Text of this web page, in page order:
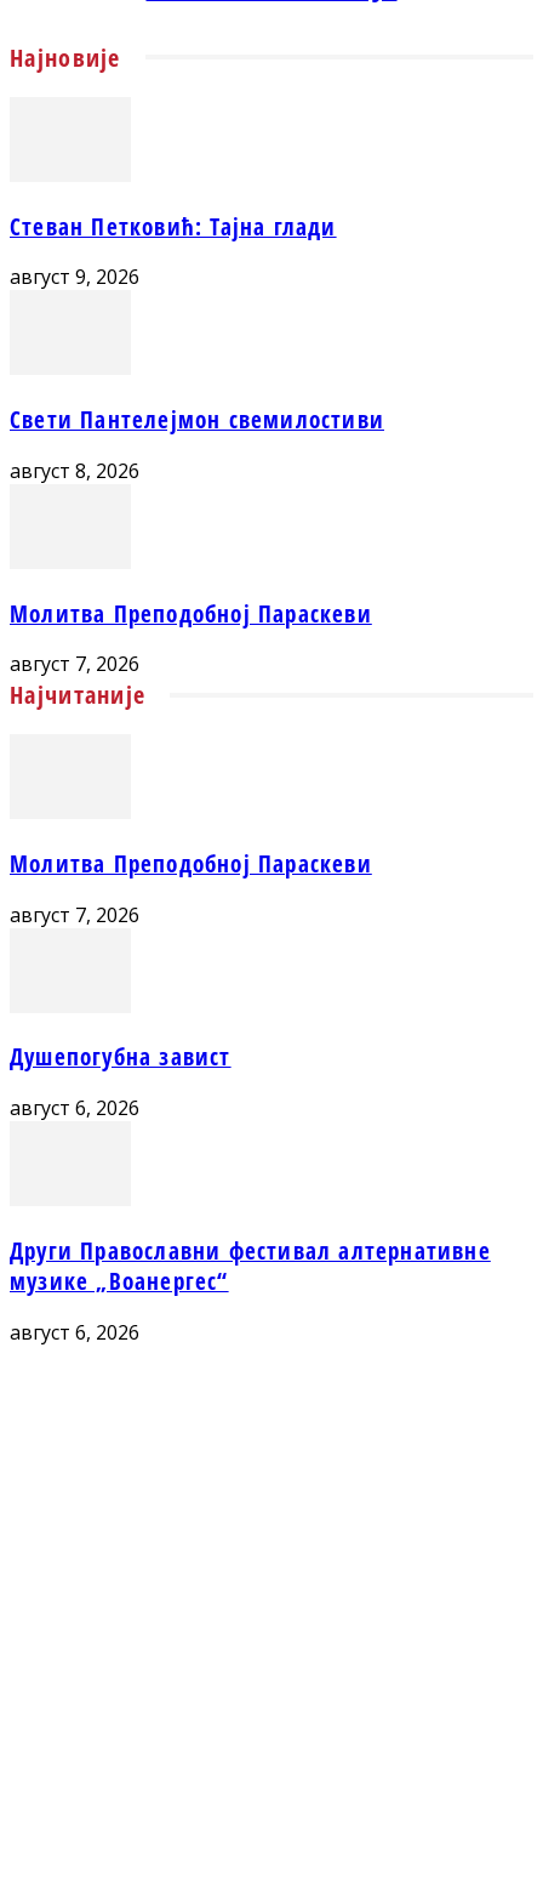
Најновије
Стеван Петковић: Тајна глади
август 9, 2026
Свети Пантелејмон свемилостиви
август 8, 2026
Молитва Преподобној Параскеви
август 7, 2026
Најчитаније
Молитва Преподобној Параскеви
август 7, 2026
Душепогубна завист
август 6, 2026
Други Православни фестивал алтернативне
музике „Воанергес“
август 6, 2026